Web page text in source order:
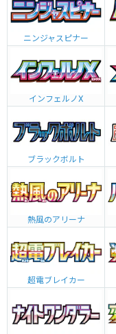
ニンジャスピナー
インフェルノX
ブラックボルト
熱風のアリーナ
超電ブレイカー